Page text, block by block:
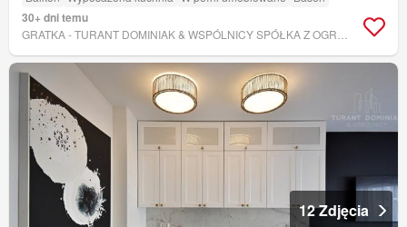
30+ dni temu
12 Zdjęcia